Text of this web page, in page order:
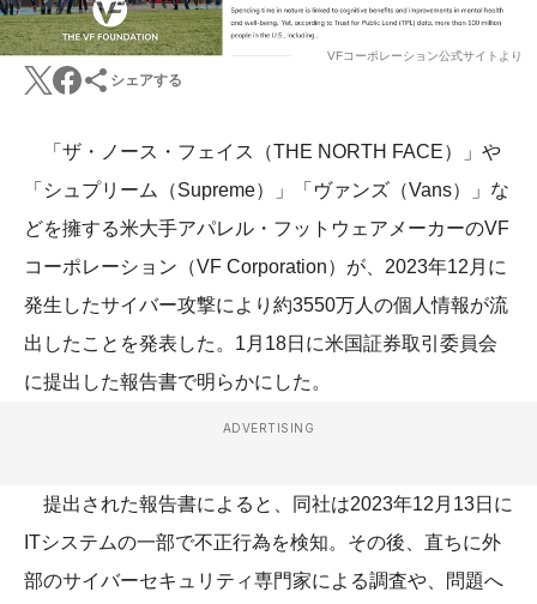
VFコーポレーション公式サイトより
シェアする
「ザ・ノース・フェイス（THE NORTH FACE）」や
「シュプリーム（Supreme）」「ヴァンズ（Vans）」な
どを擁する米大手アパレル・フットウェアメーカーのVF
コーポレーション（VF Corporation）が、2023年12月に
発生したサイバー攻撃により約3550万人の個人情報が流
出したことを発表した。1月18日に米国証券取引委員会
に提出した報告書で明らかにした。
ADVERTISING
提出された報告書によると、同社は2023年12月13日に
ITシステムの一部で不正行為を検知。その後、直ちに外
部のサイバーセキュリティ専門家による調査や、問題へ